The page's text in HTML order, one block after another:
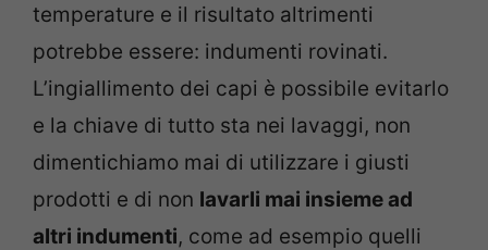
temperature e il risultato altrimenti
potrebbe essere: indumenti rovinati.
L’ingiallimento dei capi è possibile evitarlo
e la chiave di tutto sta nei lavaggi, non
dimentichiamo mai di utilizzare i giusti
prodotti e di non lavarli mai insieme ad
altri indumenti, come ad esempio quelli